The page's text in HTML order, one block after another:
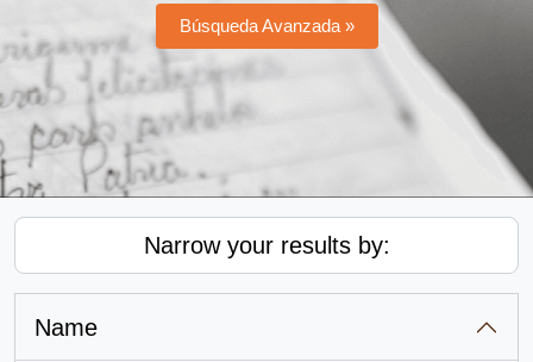
Búsqueda Avanzada »
Narrow your results by:
Name